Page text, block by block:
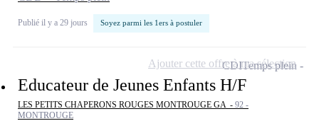
Publié il y a 29 jours Soyez parmi les 1ers à postuler
Educateur de Jeunes Enfants H/F
LES PETITS CHAPERONS ROUGES MONTROUGE GA - 92 -
MONTROUGE
CDITemps plein
Ajouter cette offre à ma sélection